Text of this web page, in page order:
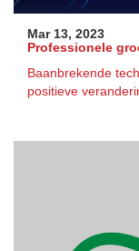
Mar 13, 2023
Professionele
Baanbrekende
positieve